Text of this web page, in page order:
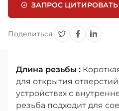
ЗАПРОС ЦИТИРОВАТЬ
Поделиться:
Длина резьбы :
для открытия
устройствах с
резьба подходит для